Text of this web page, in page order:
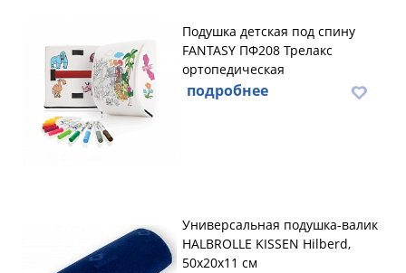
Подушка детская под спину
FANTASY ПФ208 Трелакс
ортопедическая
подробнее
Универсальная подушка-валик
HALBROLLE KISSEN Hilberd,
50х20х11 см